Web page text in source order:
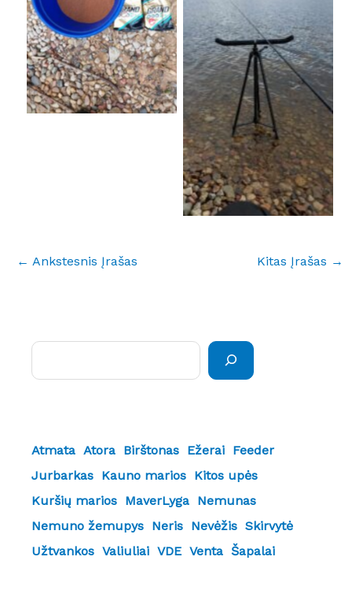
No Caption
No Caption
← Ankstesnis Įrašas Kitas Įrašas →
Atmata Atora Birštonas Ežerai Feeder
Jurbarkas Kauno marios Kitos upės
Kuršių marios MaverLyga Nemunas
Nemuno žemupys Neris Nevėžis Skirvytė
Užtvankos Valiuliai VDE Venta Šapalai